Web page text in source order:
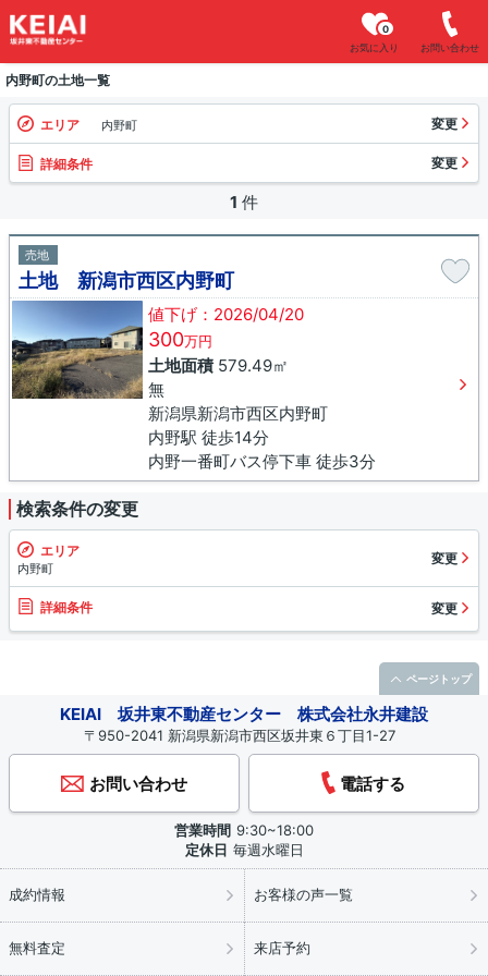
お気に入り
0
お問い合わせ
内野町の土地一覧
エリア 内野町 変更
詳細条件 変更
1 件
売地
土地 新潟市西区内野町
値下げ：2026/04/20
300万円
土地面積579.49㎡
無
新潟県新潟市西区内野町
内野駅 徒歩14分
内野一番町バス停下車 徒歩3分
検索条件の変更
エリア
内野町
変更
詳細条件 変更
KEIAI 坂井東不動産センター 株式会社永井建設
〒950-2041 新潟県新潟市西区坂井東６丁目1-27
お問い合わせ 電話する
営業時間 9:30~18:00
定休日 毎週水曜日
成約情報 お客様の声一覧
無料査定 来店予約
ページトップ